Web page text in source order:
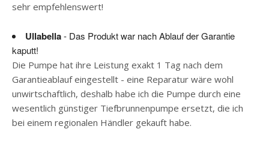
sehr empfehlenswert!
Ullabella- Das Produkt war nach Ablauf der Garantie
kaputt!
Die Pumpe hat ihre Leistung exakt 1 Tag nach dem
Garantieablauf eingestellt - eine Reparatur wäre wohl
unwirtschaftlich, deshalb habe ich die Pumpe durch eine
wesentlich günstiger Tiefbrunnenpumpe ersetzt, die ich
bei einem regionalen Händler gekauft habe.